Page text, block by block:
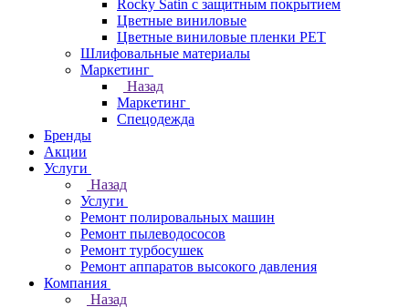
Rocky Satin с защитным покрытием
Цветные виниловые
Цветные виниловые пленки PET
Шлифовальные материалы
Маркетинг
Назад
Маркетинг
Спецодежда
Бренды
Акции
Услуги
Назад
Услуги
Ремонт полировальных машин
Ремонт пылеводососов
Ремонт турбосушек
Ремонт аппаратов высокого давления
Компания
Назад